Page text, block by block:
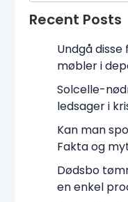
Recent Posts
Undgå
møbler i
Solcelle-
ledsager i
Kan man
Fakta og
Dødsbo
en enkel